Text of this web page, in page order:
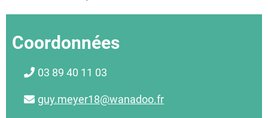
Coordonnées
03 89 40 11 03
guy.meyer18@wanadoo.fr